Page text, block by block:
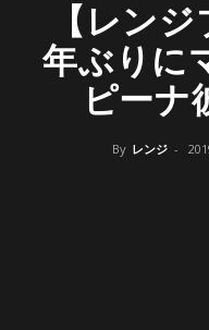
【レン
年ぶりに
ピーナ
By レンジ -